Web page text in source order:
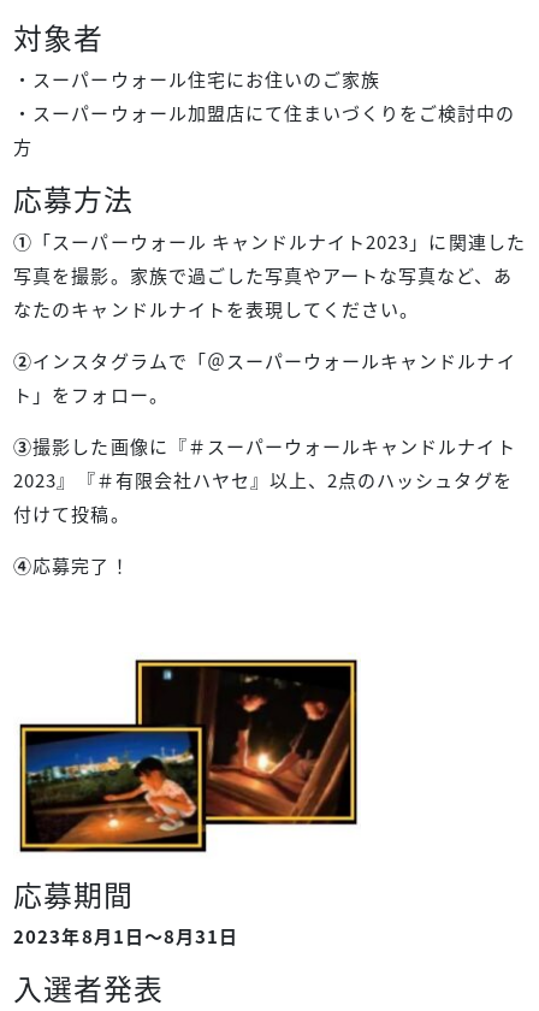
対象者
・スーパーウォール住宅にお住いのご家族
・スーパーウォール加盟店にて住まいづくりをご検討中の
方
応募方法
① 「スーパーウォール キャンドルナイト2023」に関連した
写真を撮影。家族で過ごした写真やアートな写真など、あ
なたのキャンドルナイトを表現してください。
②インスタグラムで「＠スーパーウォールキャンドルナイ
ト」をフォロー。
③撮影した画像に『＃スーパーウォールキャンドルナイト
2023』『＃有限会社ハヤセ』以上、2点のハッシュタグを
付けて投稿。
④応募完了！
応募期間
2023年8月1日～8月31日
入選者発表